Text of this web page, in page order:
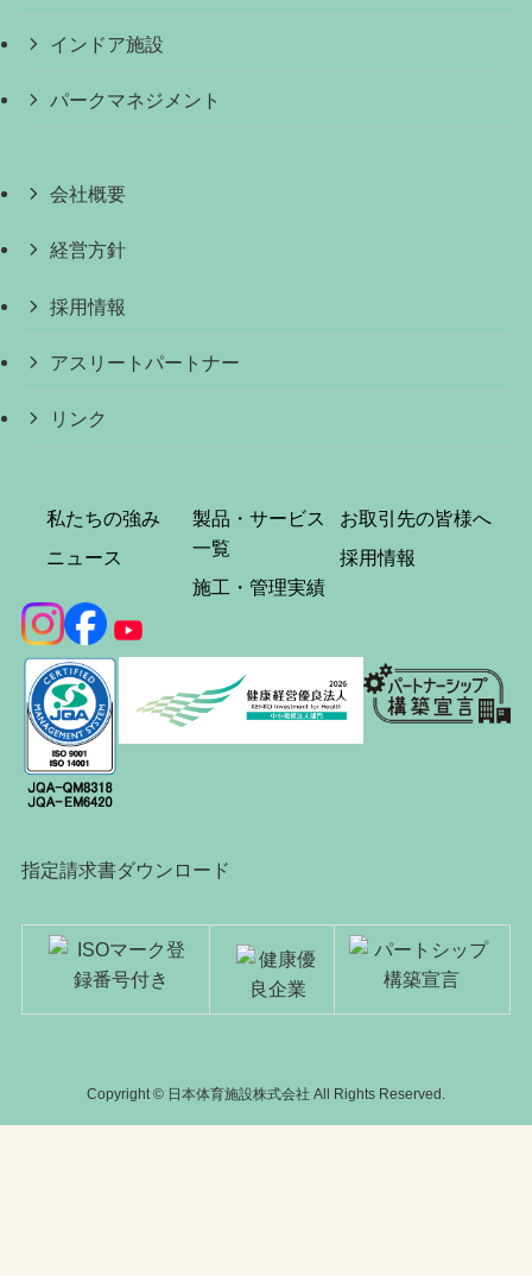
インドア施設
パークマネジメント
会社概要
経営方針
採用情報
アスリートパートナー
リンク
私たちの強み
ニュース
製品・サービス
一覧
施工・管理実績
お取引先の皆様へ
採用情報
指定請求書ダウンロード
Copyright © 日本体育施設株式会社 All Rights Reserved.